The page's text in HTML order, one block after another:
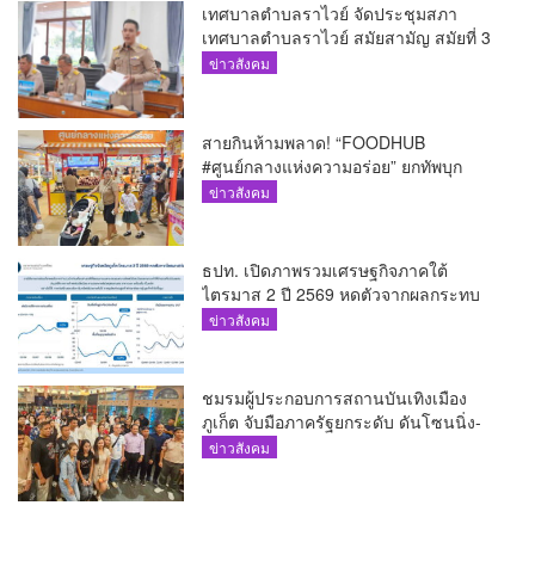
เทศบาลตำบลราไวย์ จัดประชุมสภา
เทศบาลตำบลราไวย์ สมัยสามัญ สมัยที่ 3
ประจำปี 2569
ข่าวสังคม
สายกินห้ามพลาด! “FOODHUB
#ศูนย์กลางแห่งความอร่อย” ยกทัพบุก
โรบินสันไลฟ์สไตล์ ฉลอง ถึง 12 ส.ค.นี้
ข่าวสังคม
ธปท. เปิดภาพรวมเศรษฐกิจภาคใต้
ไตรมาส 2 ปี 2569 หดตัวจากผลกระทบ
ความขัดแย้งในตะวันออกกลาง
ข่าวสังคม
ชมรมผู้ประกอบการสถานบันเทิงเมือง
ภูเก็ต จับมือภาครัฐยกระดับ ดันโซนนิ่ง-
ขับเคลื่อนท่องเที่ยวอย่างยั่งยืน
ข่าวสังคม